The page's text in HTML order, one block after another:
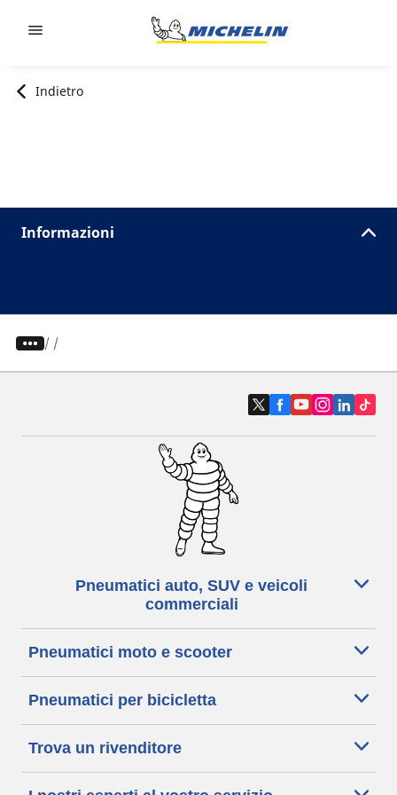
Indietro
Informazioni
/
Pneumatici auto, SUV e veicoli
commerciali
Pneumatici moto e scooter
Pneumatici per bicicletta
Trova un rivenditore